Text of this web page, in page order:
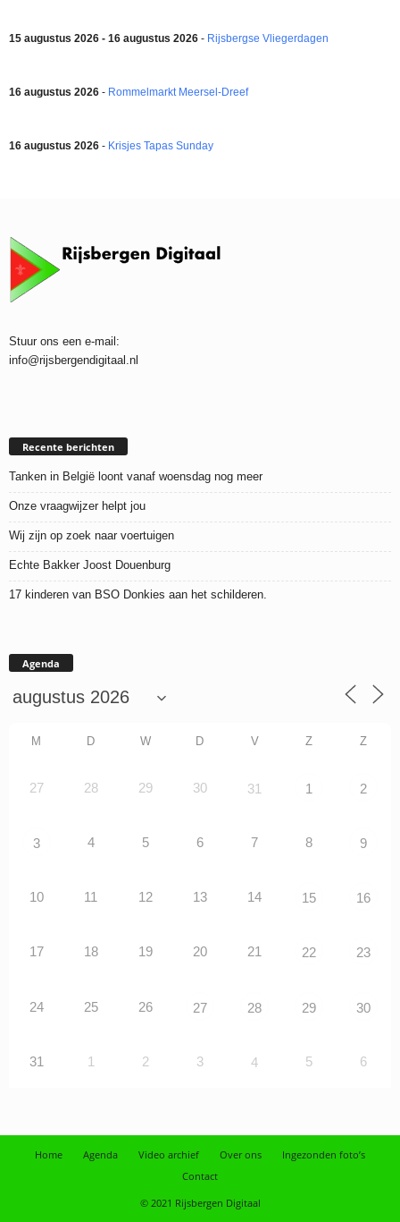
15 augustus 2026 - 16 augustus 2026 - Rijsbergse Vliegerdagen
16 augustus 2026 - Rommelmarkt Meersel-Dreef
16 augustus 2026 - Krisjes Tapas Sunday
Stuur ons een e-mail:
info@rijsbergendigitaal.nl
Recente berichten
Tanken in België loont vanaf woensdag nog meer
Onze vraagwijzer helpt jou
Wij zijn op zoek naar voertuigen
Echte Bakker Joost Douenburg
17 kinderen van BSO Donkies aan het schilderen.
Agenda
M D W D V Z Z
27 28 29 30 31 1 2
3 4 5 6 7 8 9
10 11 12 13 14 15 16
17 18 19 20 21 22 23
24 25 26 27 28 29 30
31 1 2 3 4 5 6
Home Agenda Video archief Over ons
Ingezonden foto’s
Contact
© 2021 Rijsbergen Digitaal